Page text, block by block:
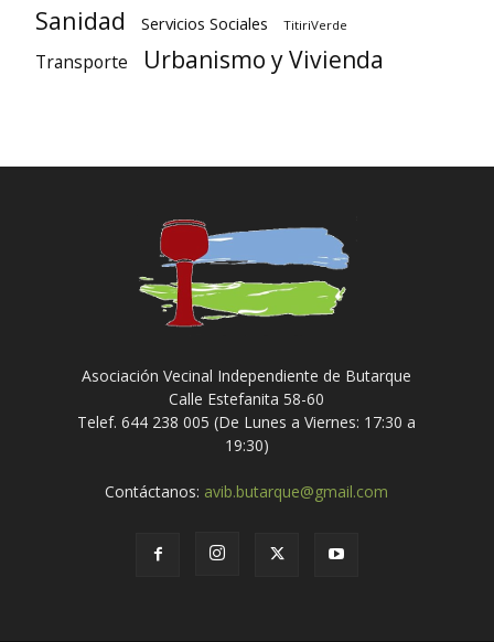
Sanidad Servicios Sociales TitiriVerde
Transporte Urbanismo y Vivienda
Asociación Vecinal Independiente de Butarque
Calle Estefanita 58-60
Telef. 644 238 005 (De Lunes a Viernes: 17:30 a
19:30)
Contáctanos: avib.butarque@gmail.com